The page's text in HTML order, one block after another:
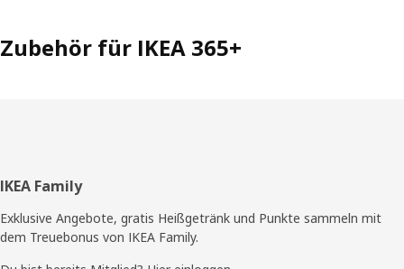
Zubehör für IKEA 365+
Fußzeile
IKEA Family
Exklusive Angebote, gratis Heißgetränk und Punkte sammeln mit
dem Treuebonus von IKEA Family.